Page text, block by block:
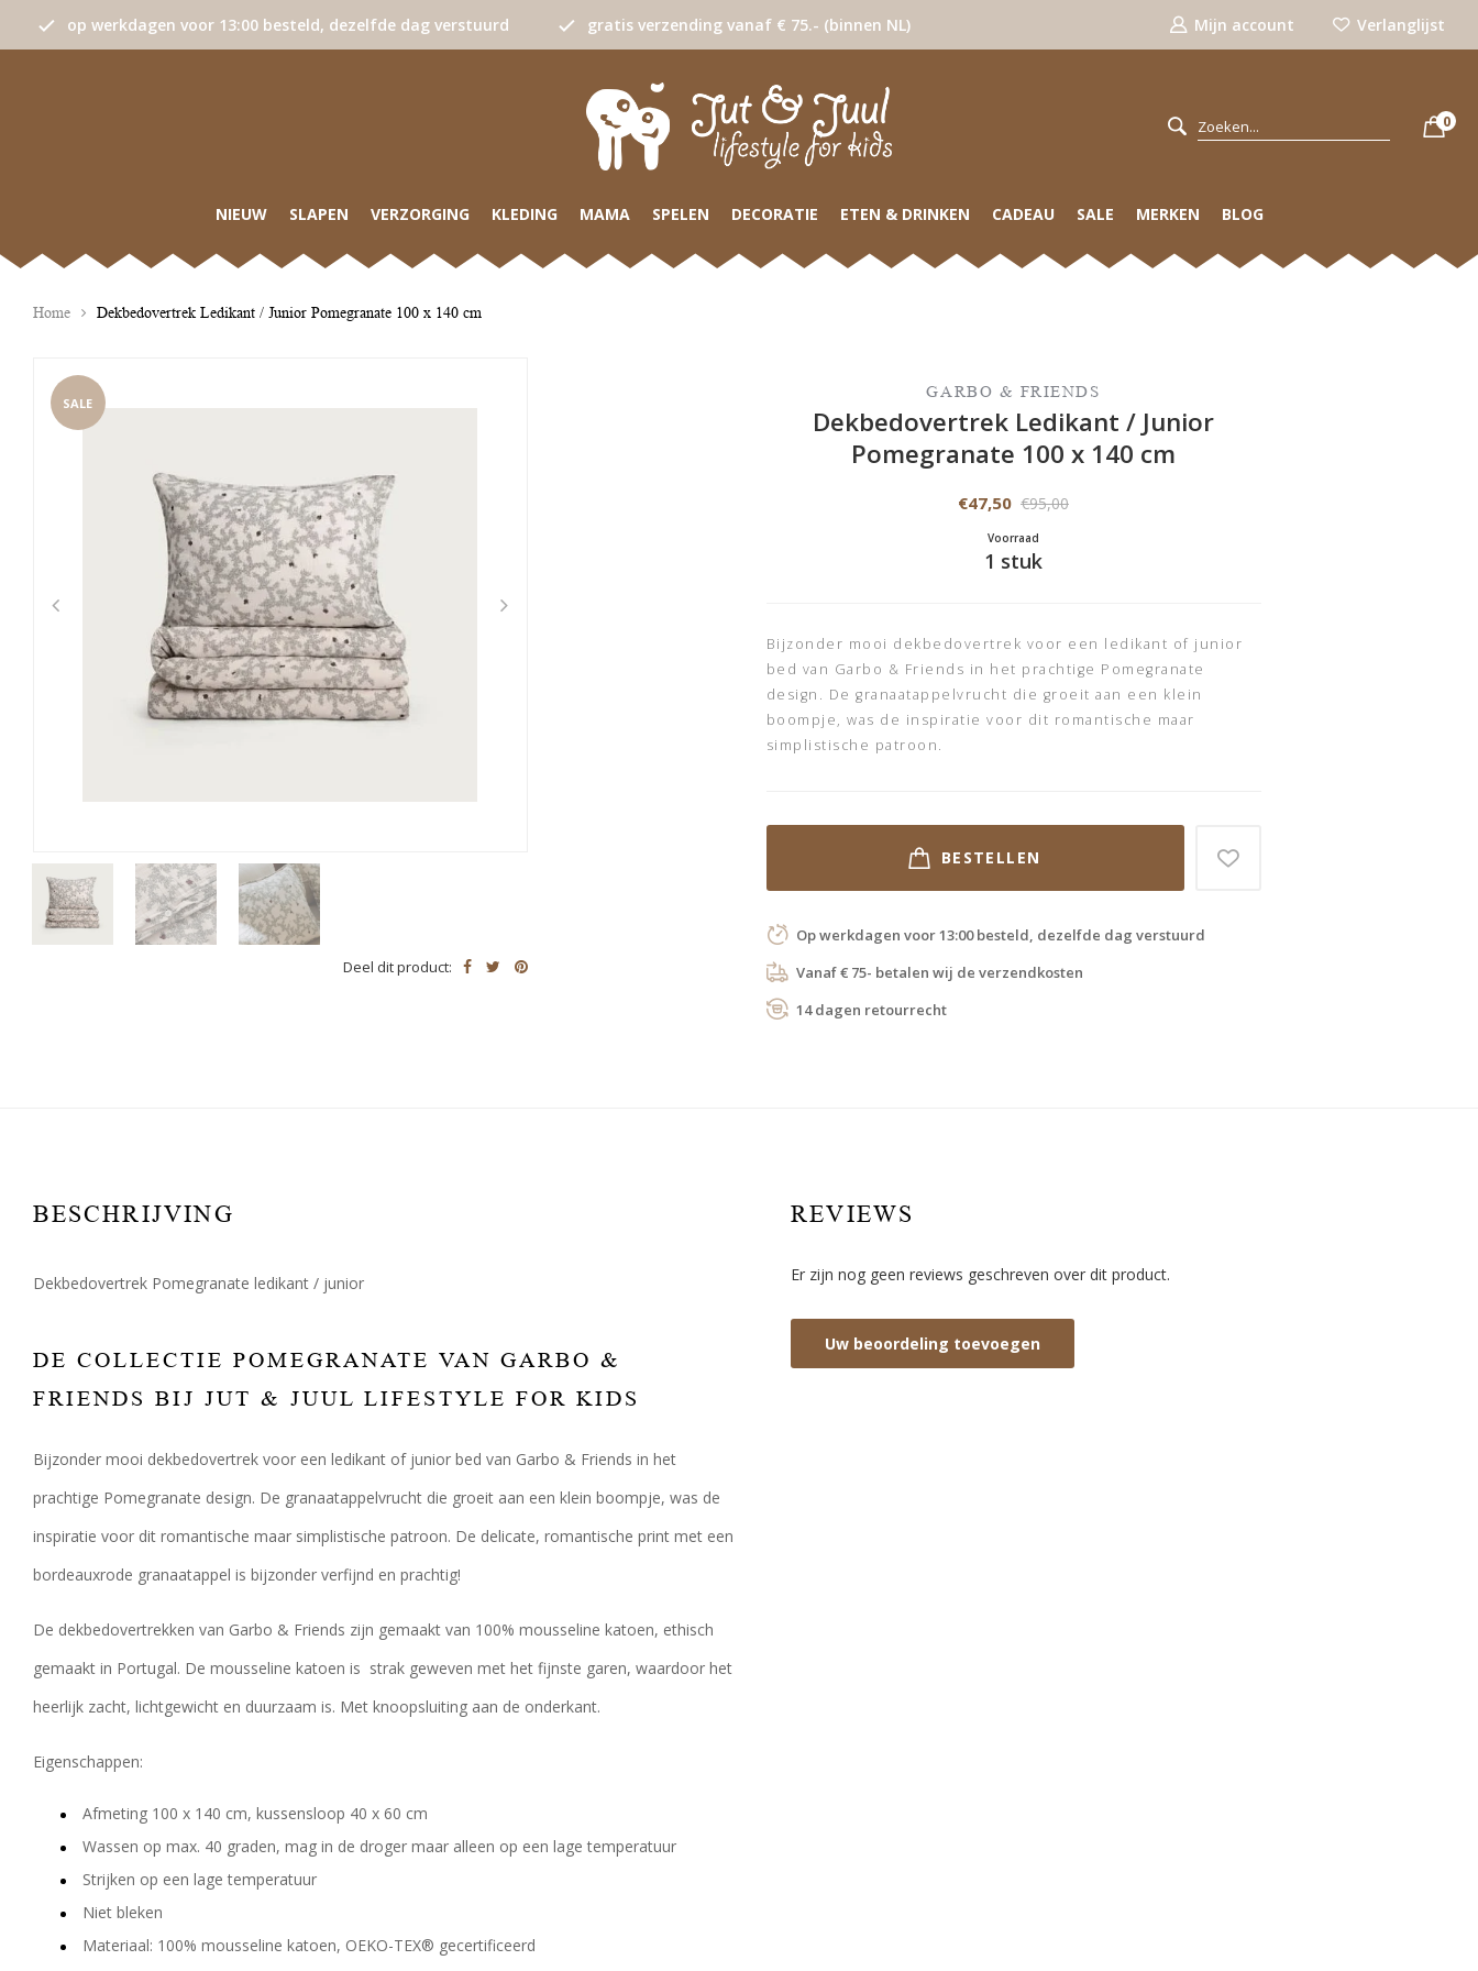
op werkdagen voor 13:00 besteld, dezelfde dag verstuurd gratis verzending vanaf € 75.- (binnen NL) Mijn account Verlanglijst
0
NIEUW SLAPEN VERZORGING KLEDING MAMA SPELEN DECORATIE ETEN & DRINKEN CADEAU SALE MERKEN BLOG
Home Dekbedovertrek Ledikant / Junior Pomegranate 100 x 140 cm
SALE
Deel dit product:
GARBO & FRIENDS
Dekbedovertrek Ledikant / Junior
Pomegranate 100 x 140 cm
€47,50 €95,00
Voorraad
1 stuk
Bijzonder mooi dekbedovertrek voor een ledikant of junior
bed van Garbo & Friends in het prachtige Pomegranate
design. De granaatappelvrucht die groeit aan een klein
boompje, was de inspiratie voor dit romantische maar
simplistische patroon.
BESTELLEN
Op werkdagen voor 13:00 besteld, dezelfde dag verstuurd
Vanaf € 75- betalen wij de verzendkosten
14 dagen retourrecht
BESCHRIJVING
Dekbedovertrek Pomegranate ledikant / junior
DE COLLECTIE POMEGRANATE VAN GARBO &
FRIENDS BIJ JUT & JUUL LIFESTYLE FOR KIDS
Bijzonder mooi dekbedovertrek voor een ledikant of junior bed van Garbo & Friends in het
prachtige Pomegranate design. De granaatappelvrucht die groeit aan een klein boompje, was de
inspiratie voor dit romantische maar simplistische patroon. De delicate, romantische print met een
bordeauxrode granaatappel is bijzonder verfijnd en prachtig!
De dekbedovertrekken van Garbo & Friends zijn gemaakt van 100% mousseline katoen, ethisch
gemaakt in Portugal. De mousseline katoen is strak geweven met het fijnste garen, waardoor het
heerlijk zacht, lichtgewicht en duurzaam is. Met knoopsluiting aan de onderkant.
Eigenschappen:
Afmeting 100 x 140 cm, kussensloop 40 x 60 cm
Wassen op max. 40 graden, mag in de droger maar alleen op een lage temperatuur
Strijken op een lage temperatuur
Niet bleken
Materiaal: 100% mousseline katoen, OEKO-TEX® gecertificeerd
REVIEWS
Er zijn nog geen reviews geschreven over dit product.
Uw beoordeling toevoegen